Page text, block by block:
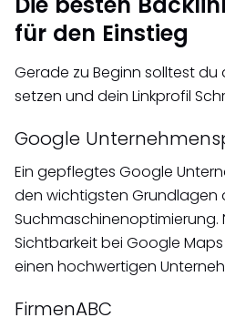
für den Einstieg
Gerade zu Beginn solltest du
setzen und dein Linkprofil
Google
Ein gepflegtes Google
den wichtigsten Grundlagen
Suchmaschinenoptimierung.
Sichtbarkeit bei Google
einen hochwertigen
FirmenABC